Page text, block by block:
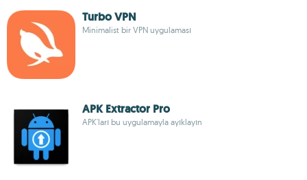
Turbo VPN
Minimalist bir VPN uygulaması
APK Extractor Pro
APK'ları bu uygulamayla ayıklayın